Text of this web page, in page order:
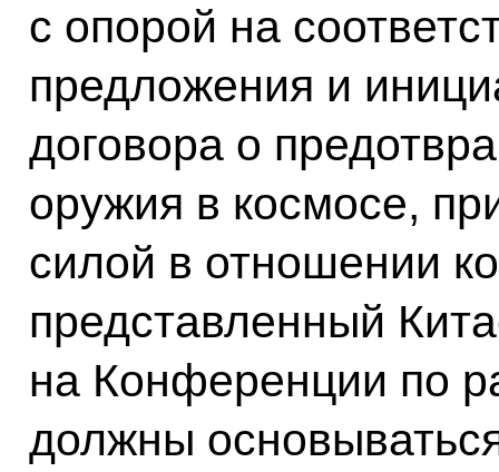
с опорой на
предложения и
договора о
оружия в космосе,
силой в отношении
представленный
на Конференции по
должны